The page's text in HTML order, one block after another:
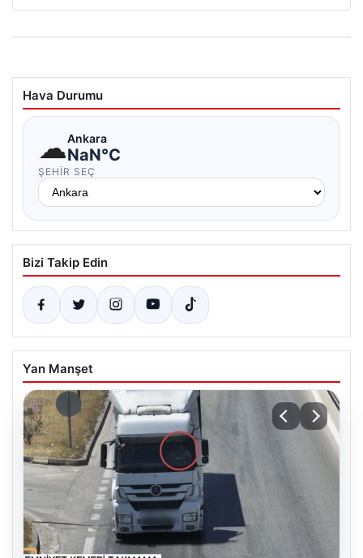
Hava Durumu
☁Ankara
NaN°C
ŞEHIR SEÇ
Bizi Takip Edin
Yan Manşet